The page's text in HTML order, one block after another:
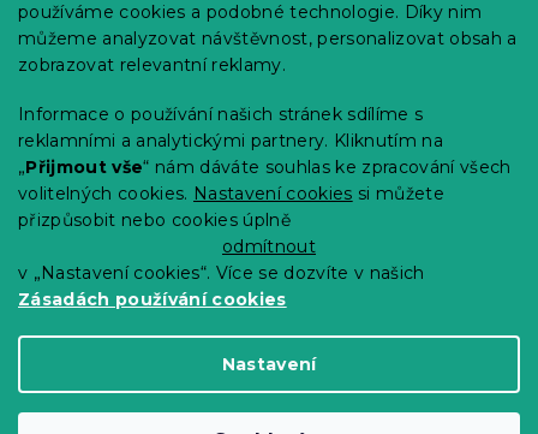
používáme cookies a podobné technologie. Díky nim
můžeme analyzovat návštěvnost, personalizovat obsah a
zobrazovat relevantní reklamy.
Informace o používání našich stránek sdílíme s
reklamními a analytickými partnery. Kliknutím na
„Přijmout vše“ nám dáváte souhlas ke zpracování všech
volitelných cookies. Nastavení cookies si můžete
přizpůsobit nebo cookies úplně
odmítnout
v „Nastavení cookies“. Více se dozvíte v našich
Zásadách používání cookies
Nastavení
Poptávky a B2B spolupráce
Proč se u nás registrovat?
Věrnostní program - Sleva až 10 %
Návody
Tabulky velikostí
Blog
Copyright 2026Výprodej povlečení. Všechna